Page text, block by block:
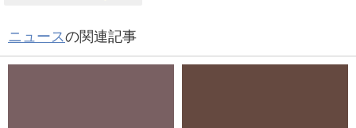
ニュースの関連記事